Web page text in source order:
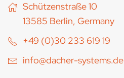
Schützenstraße 10
13585 Berlin, Germany
+49 (0)30 233 619 19
info@dacher-systems.de